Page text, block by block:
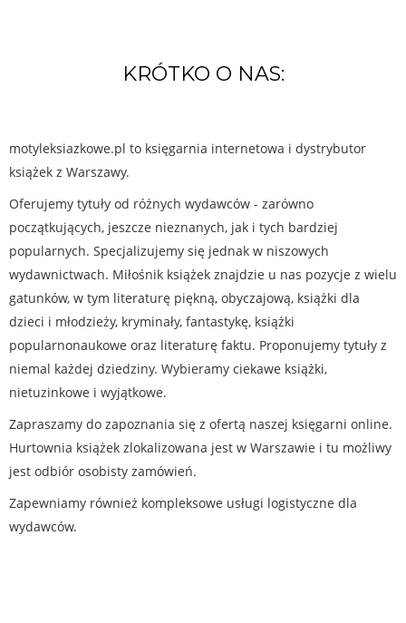
KRÓTKO O NAS:
motyleksiazkowe.pl to księgarnia internetowa i dystrybutor
książek z Warszawy.
Oferujemy tytuły od różnych wydawców - zarówno
początkujących, jeszcze nieznanych, jak i tych bardziej
popularnych. Specjalizujemy się jednak w niszowych
wydawnictwach. Miłośnik książek znajdzie u nas pozycje z wielu
gatunków, w tym literaturę piękną, obyczajową, książki dla
dzieci i młodzieży, kryminały, fantastykę, książki
popularnonaukowe oraz literaturę faktu. Proponujemy tytuły z
niemal każdej dziedziny. Wybieramy ciekawe książki,
nietuzinkowe i wyjątkowe.
Zapraszamy do zapoznania się z ofertą naszej księgarni online.
Hurtownia książek zlokalizowana jest w Warszawie i tu możliwy
jest odbiór osobisty zamówień.
Zapewniamy również kompleksowe usługi logistyczne dla
wydawców.